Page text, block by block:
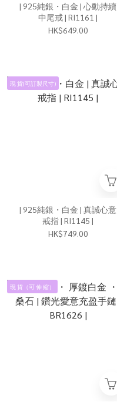
| 925純銀・白金 | 心動持續
中尾戒 | RI1161 |
HK$649.00
現 貨(可訂製尺寸)
| 925純銀・白金 | 真誠心意
戒指 | RI1145 |
HK$749.00
現 貨（可 伸 縮）